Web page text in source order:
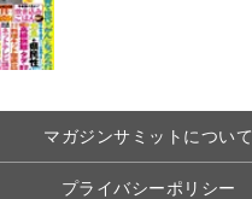
マガジンサミットについて
プライバシーポリシー